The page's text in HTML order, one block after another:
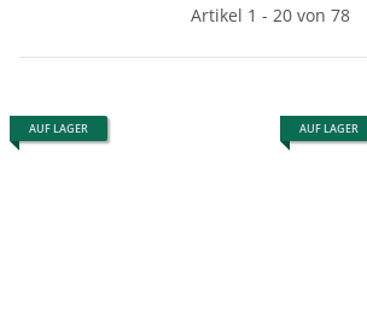
Artikel 1 - 20 von 78
AUF LAGER AUF LAGER